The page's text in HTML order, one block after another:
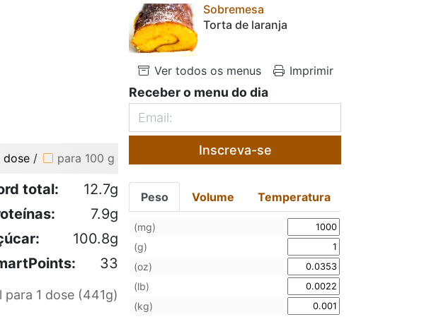
dose / para 100 g
total:
12.7g
7.9g
100.8g
33
1 dose (441g)
Sobremesa
Torta de laranja
Ver todos os menus Imprimir
Receber o menu do dia
Inscreva-se
Peso Volume Temperatura
(mg)
(g)
(oz)
(lb)
(kg)